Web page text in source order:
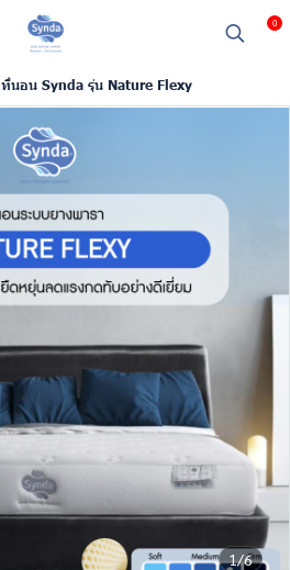
0
ที่นอน Synda รุ่น Nature Flexy
1/6